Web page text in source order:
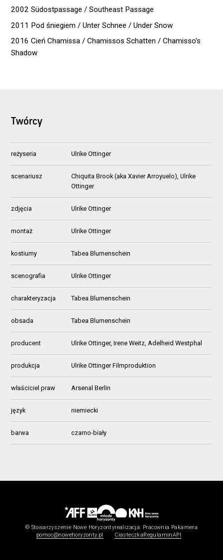
2002 Südostpassage / Southeast Passage
2011 Pod śniegiem / Unter Schnee / Under Snow
2016 Cień Chamissa / Chamissos Schatten / Chamisso's
Shadow
Twórcy
reżyseria Ulrike Ottinger
scenariusz
Chiquita Brook (aka Xavier Arroyuelo), Ulrike
Ottinger
zdjęcia Ulrike Ottinger
montaż Ulrike Ottinger
kostiumy Tabea Blumenschein
scenografia Ulrike Ottinger
charakteryzacja Tabea Blumenschein
obsada Tabea Blumenschein
producent Ulrike Ottinger, Irene Weitz, Adelheid Westphal
produkcja Ulrike Ottinger Filmproduktion
właściciel praw Arsenal Berlin
język niemiecki
barwa czarno-biały
© Stowarzyszenie Nowe Horyzonty
pomoc@nowehoryzonty.pl
realizacja: Pracownia Pakamera
CiasteczkaRegulaminAPI